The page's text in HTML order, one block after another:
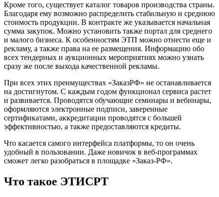
Кроме того, существует каталог товаров производства страны.
Благодаря ему возможно распределить стабильную и среднюю
стоимость продукции. В контракте же указывается начальная
сумма закупок. Можно установить также портал для среднего
и малого бизнеса. К особенностям ЭТП можно отнести еще и
рекламу, а также права на ее размещения. Информацию обо
всех тендерных и аукционных мероприятиях можно узнать
сразу же после выхода качественной рекламы.
При всех этих преимуществах «ЗаказРФ» не останавливается
на достигнутом. С каждым годом функционал сервиса растет
и развивается. Проводятся обучающие семинары и вебинары,
оформляются электронные подписи, заверенные
сертификатами, аккредитации проводятся с большей
эффективностью, а также предоставляются кредиты.
Что касается самого интерфейса платформы, то он очень
удобный в пользовании. Даже новичок в веб-программах
сможет легко разобраться в площадке «Заказ-РФ».
Что такое ЭТИСРТ